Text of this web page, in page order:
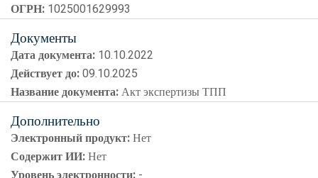
ОГРН: 1025001629993
Документы
Дата документа: 10.10.2022
Действует до:09.10.2025
Название документа:Акт экспертизы ТПП
Дополнительно
Электронный продукт:Нет
Содержит ИИ:Нет